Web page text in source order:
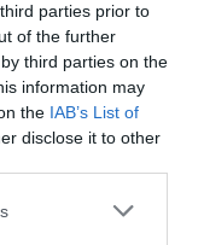
parties prior to
of the further
third parties on the
information may
the IAB’s List of
disclose it to other
or more Google
καρκίνου του
στο
έρευνα